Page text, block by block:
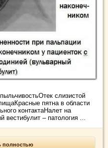
слизистой
пятна в области
контактаНалет на
– патология ...
полностью